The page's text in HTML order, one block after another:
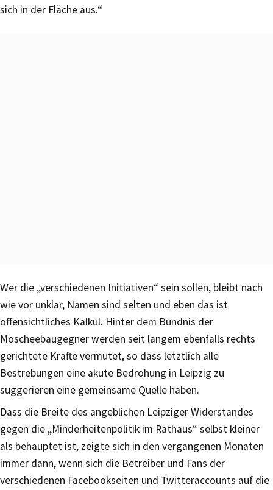
sich in der Fläche aus.“
Wer die „verschiedenen Initiativen“ sein sollen, bleibt nach
wie vor unklar, Namen sind selten und eben das ist
offensichtliches Kalkül. Hinter dem Bündnis der
Moscheebaugegner werden seit langem ebenfalls rechts
gerichtete Kräfte vermutet, so dass letztlich alle
Bestrebungen eine akute Bedrohung in Leipzig zu
suggerieren eine gemeinsame Quelle haben.
Dass die Breite des angeblichen Leipziger Widerstandes
gegen die „Minderheitenpolitik im Rathaus“ selbst kleiner
als behauptet ist, zeigte sich in den vergangenen Monaten
immer dann, wenn sich die Betreiber und Fans der
verschiedenen Facebookseiten und Twitteraccounts auf die